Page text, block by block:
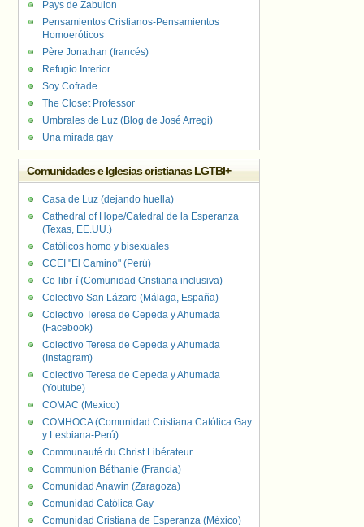
Pays de Zabulon
Pensamientos Cristianos-Pensamientos
Homoeróticos
Père Jonathan (francés)
Refugio Interior
Soy Cofrade
The Closet Professor
Umbrales de Luz (Blog de José Arregi)
Una mirada gay
Comunidades e Iglesias cristianas LGTBI+
Casa de Luz (dejando huella)
Cathedral of Hope/Catedral de la Esperanza
(Texas, EE.UU.)
Católicos homo y bisexuales
CCEI "El Camino" (Perú)
Co-libr-í (Comunidad Cristiana inclusiva)
Colectivo San Lázaro (Málaga, España)
Colectivo Teresa de Cepeda y Ahumada
(Facebook)
Colectivo Teresa de Cepeda y Ahumada
(Instagram)
Colectivo Teresa de Cepeda y Ahumada
(Youtube)
COMAC (Mexico)
COMHOCA (Comunidad Cristiana Católica Gay
y Lesbiana-Perú)
Communauté du Christ Libérateur
Communion Béthanie (Francia)
Comunidad Anawin (Zaragoza)
Comunidad Católica Gay
Comunidad Cristiana de Esperanza (México)